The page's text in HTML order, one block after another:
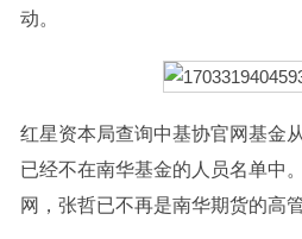
动。
红星资本局查询中基协官网基金
已经不在南华基金的人员名单中
网，张哲已不再是南华期货的高